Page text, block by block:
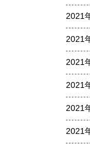
2021
2021
2021
2021
2021
2021